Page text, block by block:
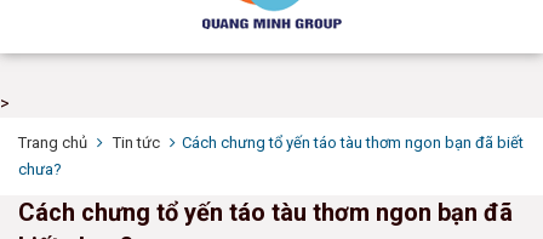
>
Trang chủ Tin tức
​​​​​​​Cách chưng tổ yến táo tàu thơm ngon bạn đã biết
chưa?
​​​​​​​Cách chưng tổ yến táo tàu thơm ngon bạn đã